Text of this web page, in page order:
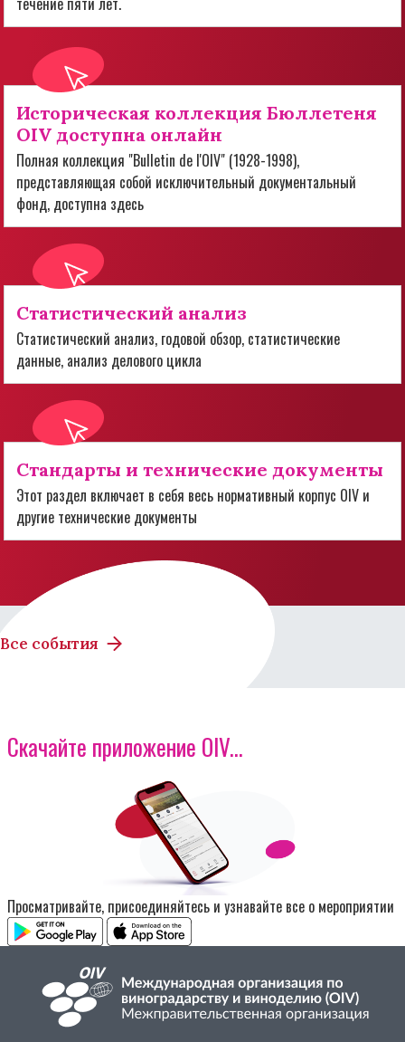
Историческая коллекция Бюллетеня
OIV доступна онлайн
Полная коллекция "Bulletin de l'OIV" (1928-1998),
представляющая собой исключительный документальный
фонд, доступна здесь
Статистический анализ
Статистический анализ, годовой обзор, статистические
данные, анализ делового цикла
Стандарты и технические документы
Этот раздел включает в себя весь нормативный корпус OIV и
другие технические документы
Все события
Скачайте приложение OIV...
Изображение
Просматривайте, присоединяйтесь и узнавайте все о мероприятии